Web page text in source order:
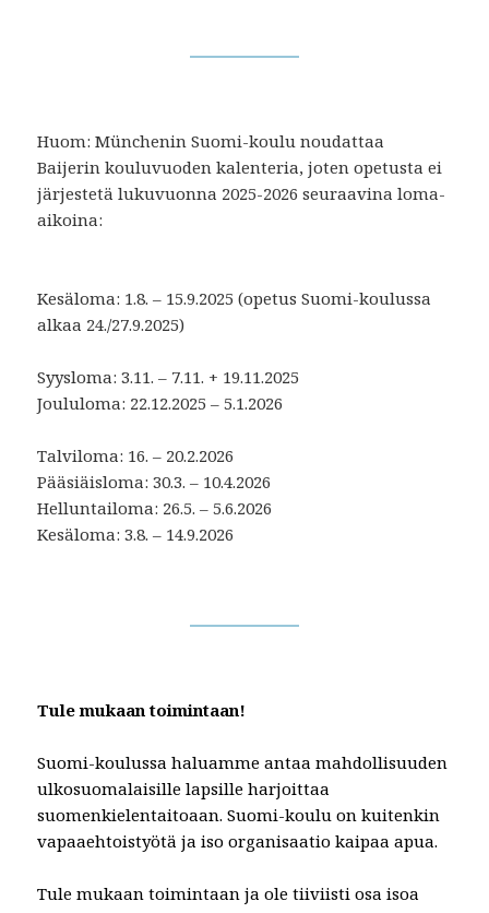
Huom: Münchenin Suomi-koulu noudattaa
Baijerin kouluvuoden kalenteria, joten opetusta ei
järjestetä lukuvuonna 2025-2026 seuraavina loma-
aikoina:
Kesäloma: 1.8. – 15.9.2025 (opetus Suomi-koulussa
alkaa 24./27.9.2025)
Syysloma: 3.11. – 7.11. + 19.11.2025
Joululoma: 22.12.2025 –5.1.2026
Talviloma: 16. – 20.2.2026
Pääsiäisloma: 30.3. – 10.4.2026
Helluntailoma: 26.5. – 5.6.2026
Kesäloma: 3.8. – 14.9.2026
Tule mukaan toimintaan!
Suomi-koulussa haluamme antaa mahdollisuuden
ulkosuomalaisille lapsille harjoittaa
suomenkielentaitoaan. Suomi-koulu on kuitenkin
vapaaehtoistyötä ja iso organisaatio kaipaa apua.
Tule mukaan toimintaan ja ole tiiviisti osa isoa